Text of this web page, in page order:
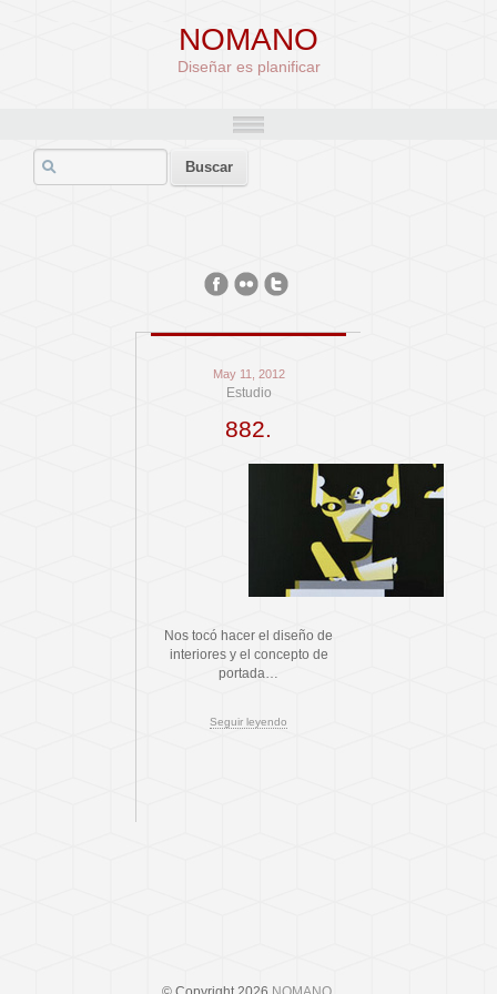
NOMANO
Diseñar es planificar
May 11, 2012
Estudio
882.
Nos tocó hacer el diseño de
interiores y el concepto de
portada…
Seguir leyendo